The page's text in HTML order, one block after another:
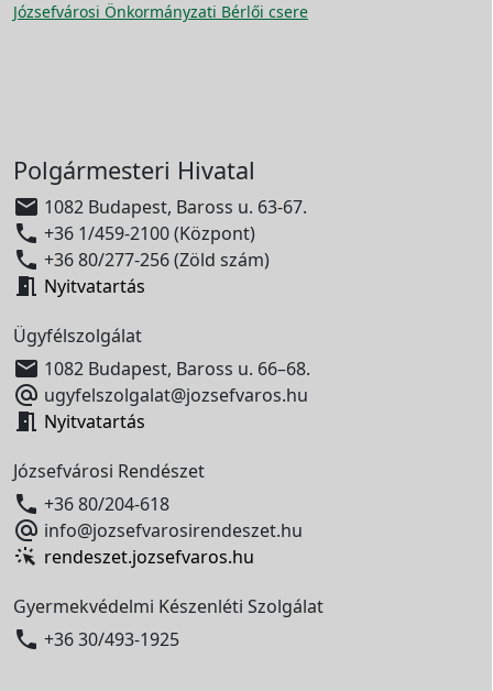
Józsefvárosi Önkormányzati Bérlői csere
Polgármesteri Hivatal
 1082 Budapest, Baross u. 63-67.
 +36 1/459-2100 (Központ)
 +36 80/277-256 (Zöld szám)
 Nyitvatartás
Ügyfélszolgálat
 1082 Budapest, Baross u. 66–68.
 ugyfelszolgalat@jozsefvaros.hu
 Nyitvatartás
Józsefvárosi Rendészet
 +36 80/204-618
 info@jozsefvarosirendeszet.hu
rendeszet.jozsefvaros.hu
Gyermekvédelmi Készenléti Szolgálat
 +36 30/493-1925